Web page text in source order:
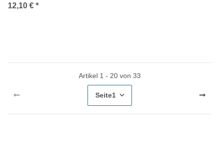
12,10 € *
Artikel 1 - 20 von 33
Seite1